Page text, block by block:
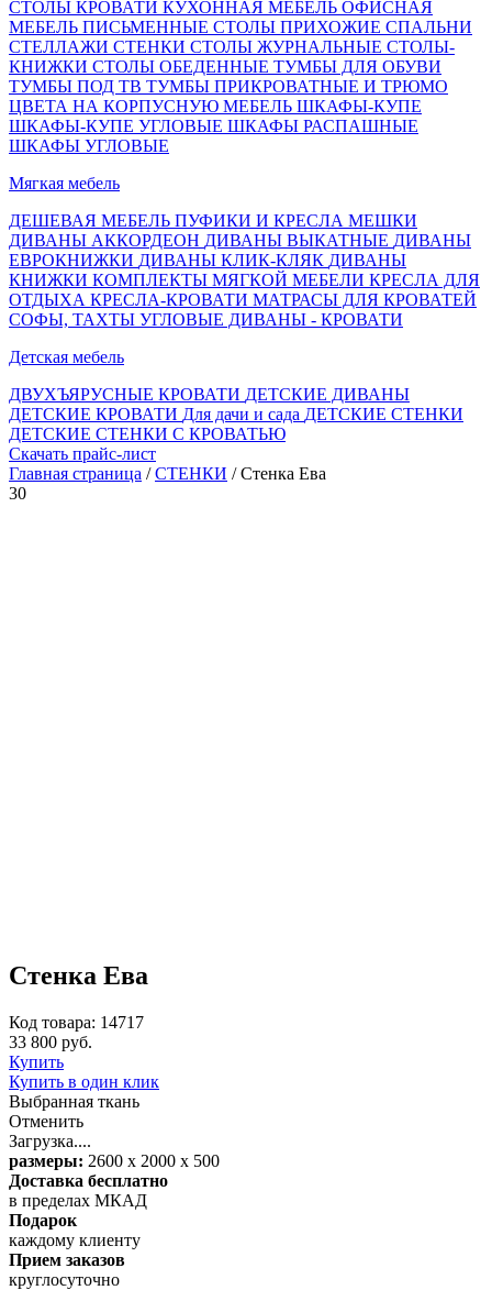
СТОЛЫ КРОВАТИ КУХОННАЯ МЕБЕЛЬ ОФИСНАЯ
МЕБЕЛЬ ПИСЬМЕННЫЕ СТОЛЫ ПРИХОЖИЕ СПАЛЬНИ
СТЕЛЛАЖИ СТЕНКИ СТОЛЫ ЖУРНАЛЬНЫЕ СТОЛЫ-
КНИЖКИ СТОЛЫ ОБЕДЕННЫЕ ТУМБЫ ДЛЯ ОБУВИ
ТУМБЫ ПОД ТВ ТУМБЫ ПРИКРОВАТНЫЕ И ТРЮМО
ЦВЕТА НА КОРПУСНУЮ МЕБЕЛЬ ШКАФЫ-КУПЕ
ШКАФЫ-КУПЕ УГЛОВЫЕ ШКАФЫ РАСПАШНЫЕ
ШКАФЫ УГЛОВЫЕ
Мягкая мебель
ДЕШЕВАЯ МЕБЕЛЬ ПУФИКИ И КРЕСЛА МЕШКИ
ДИВАНЫ АККОРДЕОН ДИВАНЫ ВЫКАТНЫЕ ДИВАНЫ
ЕВРОКНИЖКИ ДИВАНЫ КЛИК-КЛЯК ДИВАНЫ
КНИЖКИ КОМПЛЕКТЫ МЯГКОЙ МЕБЕЛИ КРЕСЛА ДЛЯ
ОТДЫХА КРЕСЛА-КРОВАТИ МАТРАСЫ ДЛЯ КРОВАТЕЙ
СОФЫ, ТАХТЫ УГЛОВЫЕ ДИВАНЫ - КРОВАТИ
Детская мебель
ДВУХЪЯРУСНЫЕ КРОВАТИ ДЕТСКИЕ ДИВАНЫ
ДЕТСКИЕ КРОВАТИ Для дачи и сада ДЕТСКИЕ СТЕНКИ
ДЕТСКИЕ СТЕНКИ С КРОВАТЬЮ
Скачать прайс-лист
Главная страница /СТЕНКИ / Стенка Ева
30
Стенка Ева
Код товара: 14717
33 800 руб.
Купить
Купить в один клик
Выбранная ткань
Отменить
Загрузка....
размеры: 2600 х 2000 х 500
Доставка бесплатно
в пределах МКАД
Подарок
каждому клиенту
Прием заказов
круглосуточно